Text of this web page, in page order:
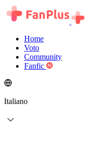
Home
Voto
Community
Fanfic
Italiano